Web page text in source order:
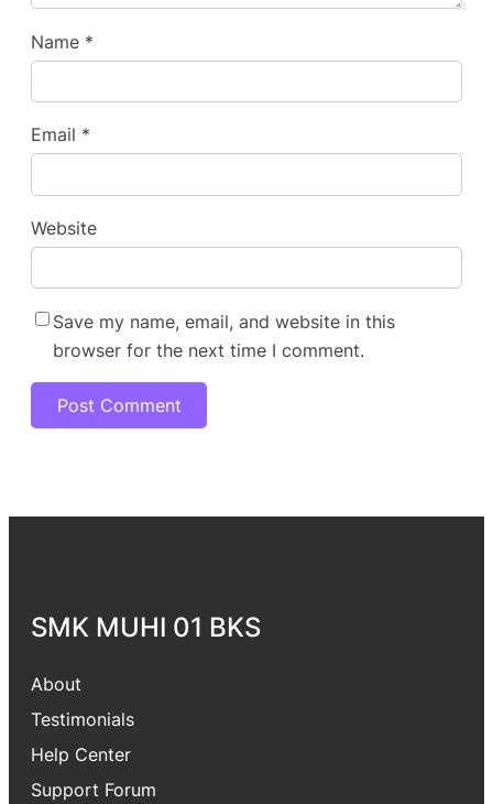
Name *
Email *
Website
Save my name, email, and website in this
browser for the next time I comment.
SMK MUHI 01 BKS
About
Testimonials
Help Center
Support Forum